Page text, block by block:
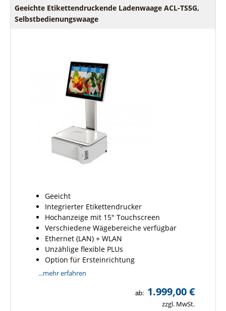
Geeichte Etikettendruckende Ladenwaage ACL-TS5G,
Selbstbedienungswaage
Geeicht
Integrierter Etikettendrucker
Hochanzeige mit 15" Touchscreen
Verschiedene Wägebereiche verfügbar
Ethernet (LAN) + WLAN
Unzählige flexible PLUs
Option für Ersteinrichtung
...mehr erfahren
ab: 1.999,00 €
zzgl. MwSt.